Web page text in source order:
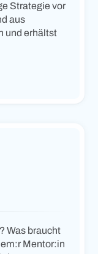
Strategie vor
aus
und erhältst
Was braucht
Mentor:in